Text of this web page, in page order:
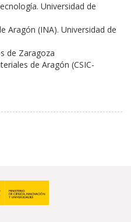
Universidad de
Aragón (INA). Universidad de
de Zaragoza
de Aragón (CSIC-